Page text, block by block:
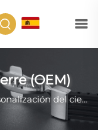
(OEM)
del cierre (OEM)